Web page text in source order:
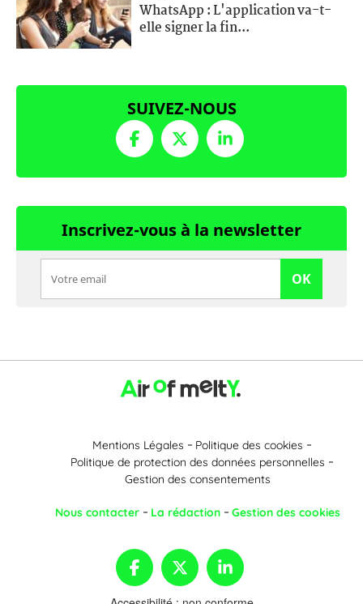
WhatsApp : L'application va-t-
elle signer la fin...
SUIVEZ-NOUS
Inscrivez-vous à la newsletter
OK
Mentions Légales
Politique des cookies
Politique de protection des données personnelles
Gestion des consentements
Nous contacter La rédaction Gestion des cookies